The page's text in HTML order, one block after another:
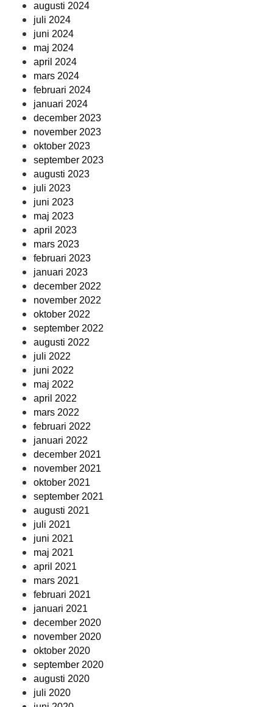
augusti 2024
juli 2024
juni 2024
maj 2024
april 2024
mars 2024
februari 2024
januari 2024
december 2023
november 2023
oktober 2023
september 2023
augusti 2023
juli 2023
juni 2023
maj 2023
april 2023
mars 2023
februari 2023
januari 2023
december 2022
november 2022
oktober 2022
september 2022
augusti 2022
juli 2022
juni 2022
maj 2022
april 2022
mars 2022
februari 2022
januari 2022
december 2021
november 2021
oktober 2021
september 2021
augusti 2021
juli 2021
juni 2021
maj 2021
april 2021
mars 2021
februari 2021
januari 2021
december 2020
november 2020
oktober 2020
september 2020
augusti 2020
juli 2020